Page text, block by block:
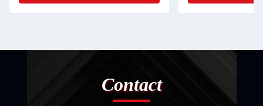
Contact